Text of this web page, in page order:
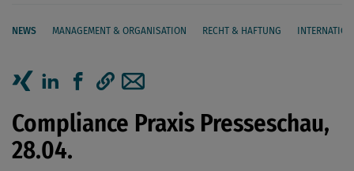
NEWS MANAGEMENT & ORGANISATION RECHT & HAFTUNG
Seiteninhalt
Artikel auf Xing teilen
Artikel auf linkedIn teilen
Artikel auf Facebook teilen
Artikellink kopieren
Artikel per Mail teilen
Compliance Praxis Presseschau,
28.04.